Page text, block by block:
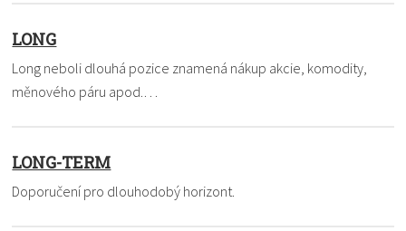
LONG
Long neboli dlouhá pozice znamená nákup akcie, komodity,
měnového páru apod.…
LONG-TERM
Doporučení pro dlouhodobý horizont.